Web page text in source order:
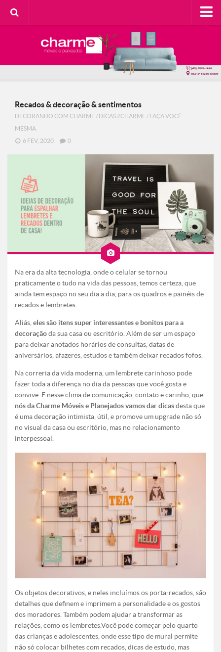
SOBRE A CHARME
Decorando com Charme
Design Consciente
Detalhes Charmosos
Faça Você Mesma
Na Cozinha
Contato
Recados & decoração & sentimentos
DECORANDO COM CHARME / DICAS #CHARME / FAÇA VOCÊ
MESMA
6 FEV, 2020
0
Na era da alta tecnologia, onde o celular se tornou
praticamente o tudo na vida das pessoas, temos certeza, que
ainda tem espaço no seu dia a dia, para os quadros e painéis de
recados e lembretes.
Aliás,eles são itens super interessantes e bonitos para a
decoraçãoda sua casa ou escritório. Além de ser um espaço
para deixar anotados horários de consultas, datas de
aniversários, afazeres, estudos e também deixar recados fofos.
Na correria da vida moderna, um lembrete carinhoso pode
fazer toda a diferença no dia da pessoas que você gosta e
convive. E nesse clima de comunicação, contato e carinho, que
nós da Charme Móveis e Planejados vamos dar dicasdesta que
é uma decoração intimista, útil, e promove um upgrade não só
no visual da casa ou escritório, mas no relacionamento
interpessoal.
Os objetos decorativos, e neles incluímos os porta-recados, são
detalhes que definem e imprimem a personalidade e os gostos
dos moradores. Também podem ajudar a transformar as
relações, como os lembretes.Você pode começar pelo quarto
das crianças e adolescentes, onde esse tipo de mural permite
não só colocar bilhetes com recados, dicas de estudo, mas